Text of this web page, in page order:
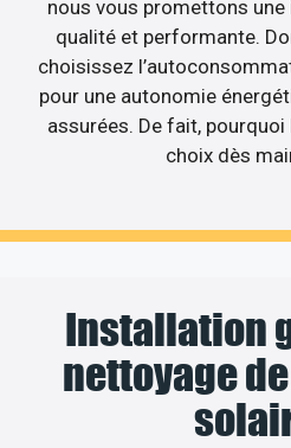
nous vous promettons
qualité et performante.
choisissez
pour une autonomie
assurées. De fait,
choix dès
Installation
nettoyage